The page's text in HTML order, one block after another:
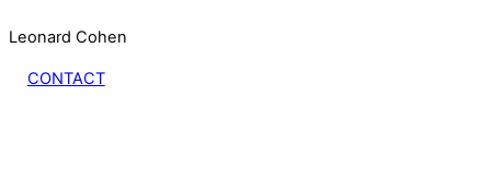
Leonard Cohen
CONTACT